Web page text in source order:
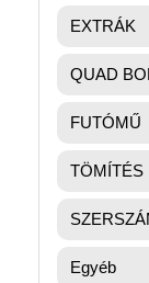
EXTRÁK
QUAD
FUTÓMŰ
TÖMÍTÉS
Egyéb